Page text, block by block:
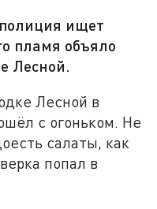
ищет
пламя объяло
Лесной.
Лесной в
с огоньком. Не
салаты, как
попал в